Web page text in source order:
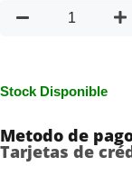
Stock Disponible
Metodo de
Tarjetas de